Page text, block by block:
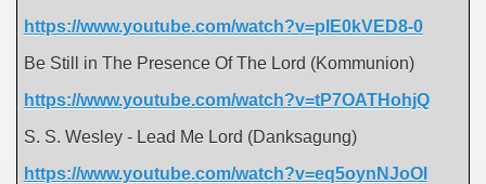
https://www.youtube.com/watch?v=pIE0kVED8-0
Be Still in The Presence Of The Lord (Kommunion)
https://www.youtube.com/watch?v=tP7OATHohjQ
S. S. Wesley - Lead Me Lord (Danksagung)
https://www.youtube.com/watch?v=eq5oynNJoOI